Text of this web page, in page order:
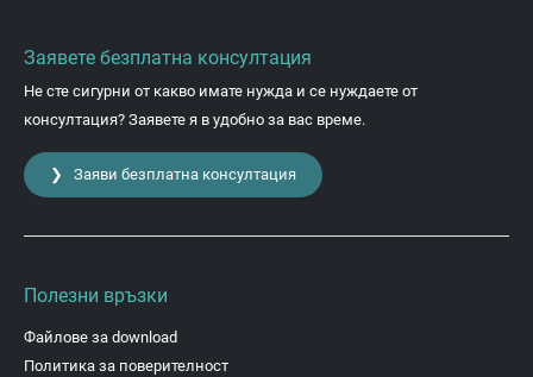
Заявете безплатна консултация
Не сте сигурни от какво имате нужда и се нуждаете от
консултация? Заявете я в удобно за вас време.
❯ Заяви безплатна консултация
Полезни връзки
Файлове за download
Политика за поверителност